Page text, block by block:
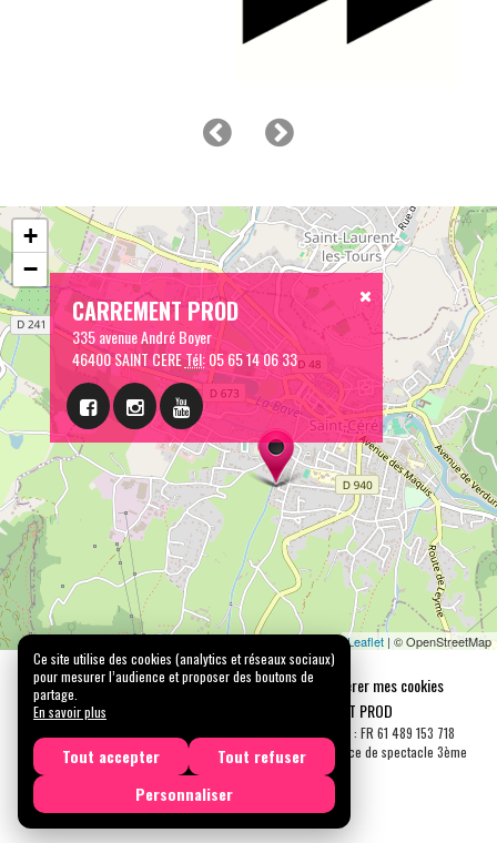
CARREMENT PROD
335 avenue André Boyer
46400 SAINT CERETél:05 65 14 06 33
+
−
Leaflet | © OpenStreetMap
Mentions légales Confidentialité
Gérer mes cookies
Tous droits réservés © 2026 |
CARREMENT PROD
N° SIRET : 489 153 718 00031 - APE : 9001 Z - N° TVA Int. : FR 61 489 153 718
Licence de spectacle 2ème catégorie N°2-1048153 - Licence de spectacle 3ème
catégorie N°3-1048152
Ce site utilise des cookies (analytics et réseaux sociaux)
pour mesurer l’audience et proposer des boutons de
partage.
En savoir plus
Tout accepter
Tout refuser
Personnaliser